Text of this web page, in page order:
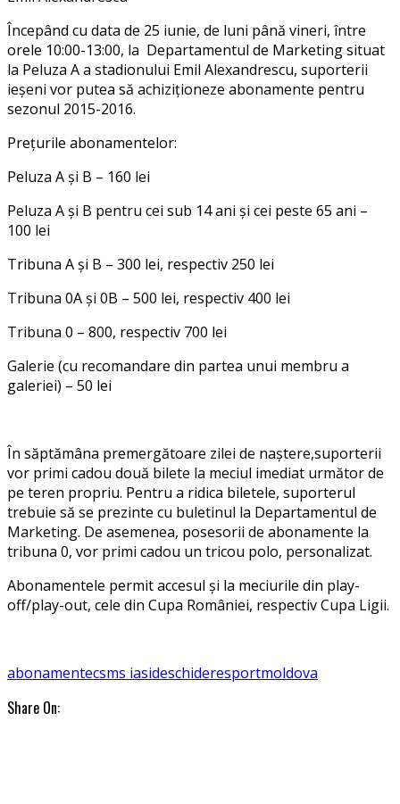
Începând cu data de 25 iunie, de luni până vineri, între
orele 10:00-13:00, la Departamentul de Marketing situat
la Peluza A a stadionului Emil Alexandrescu, suporterii
ieșeni vor putea să achiziționeze abonamente pentru
sezonul 2015-2016.
Prețurile abonamentelor:
Peluza A și B – 160 lei
Peluza A și B pentru cei sub 14 ani și cei peste 65 ani –
100 lei
Tribuna A și B – 300 lei, respectiv 250 lei
Tribuna 0A și 0B – 500 lei, respectiv 400 lei
Tribuna 0 – 800, respectiv 700 lei
Galerie (cu recomandare din partea unui membru a
galeriei) – 50 lei
În săptămâna premergătoare zilei de naștere,suporterii
vor primi cadou două bilete la meciul imediat următor de
pe teren propriu. Pentru a ridica biletele, suporterul
trebuie să se prezinte cu buletinul la Departamentul de
Marketing. De asemenea, posesorii de abonamente la
tribuna 0, vor primi cadou un tricou polo, personalizat.
Abonamentele permit accesul și la meciurile din play-
off/play-out, cele din Cupa României, respectiv Cupa Ligii.
abonamentecsms iasideschideresportmoldova
Share On: